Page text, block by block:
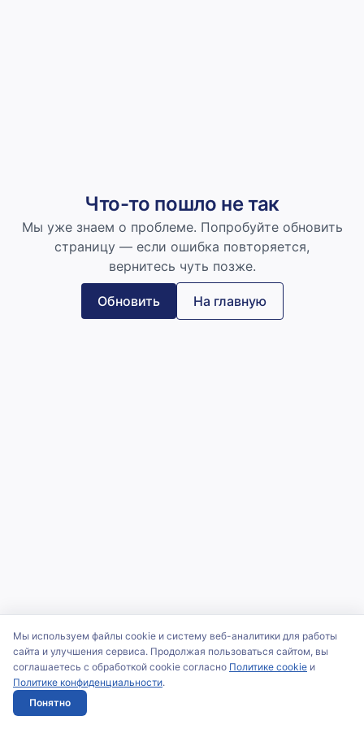
Что-то пошло не так
Мы уже знаем о проблеме. Попробуйте обновить
страницу — если ошибка повторяется,
вернитесь чуть позже.
Обновить На главную
Мы используем файлы cookie и систему веб-аналитики для работы
сайта и улучшения сервиса. Продолжая пользоваться сайтом, вы
соглашаетесь с обработкой cookie согласно Политике cookie и
Политике конфиденциальности.
Понятно